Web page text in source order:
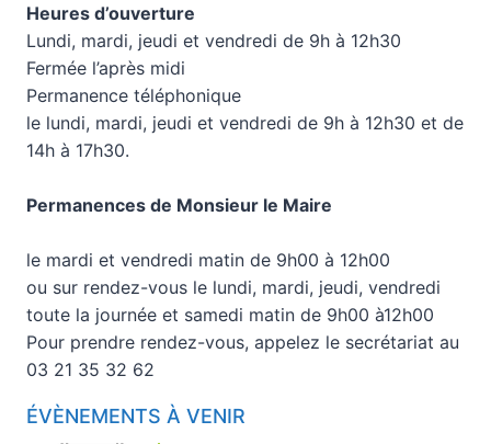
Heures d’ouverture
Lundi, mardi, jeudi et vendredi de 9h à 12h30
Fermée l’après midi
Permanence téléphonique
le lundi, mardi, jeudi et vendredi de 9h à 12h30 et de
14h à 17h30.
Permanences de Monsieur le Maire
le mardi et vendredi matin de 9h00 à 12h00
ou sur rendez-vous le lundi, mardi, jeudi, vendredi
toute la journée et samedi matin de 9h00 à12h00
Pour prendre rendez-vous, appelez le secrétariat au
03 21 35 32 62
ÉVÈNEMENTS À VENIR